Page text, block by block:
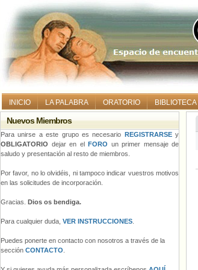
INICIO LA PALABRA ORATORIO BIBLIOTECA
Nuevos Miembros
Para unirse a este grupo es necesario REGISTRARSEy
OBLIGATORIO dejar en el FORO un primer mensaje de
saludo y presentación al resto de miembros.
Por favor, no lo olvidéis, ni tampoco indicar vuestros motivos
en las solicitudes de incorporación.
Gracias. Dios os bendiga.
Para cualquier duda, VER INSTRUCCIONES
Puedes ponerte en contacto con nosotros a través de la
sección CONTACTO